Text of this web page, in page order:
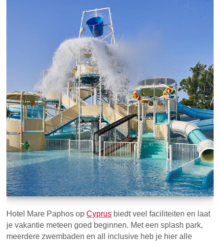
Hotel Mare Paphos opCyprus biedt veel faciliteiten en laat
je vakantie meteen goed beginnen. Met een splash park,
meerdere zwembaden en all inclusive heb je hier alle